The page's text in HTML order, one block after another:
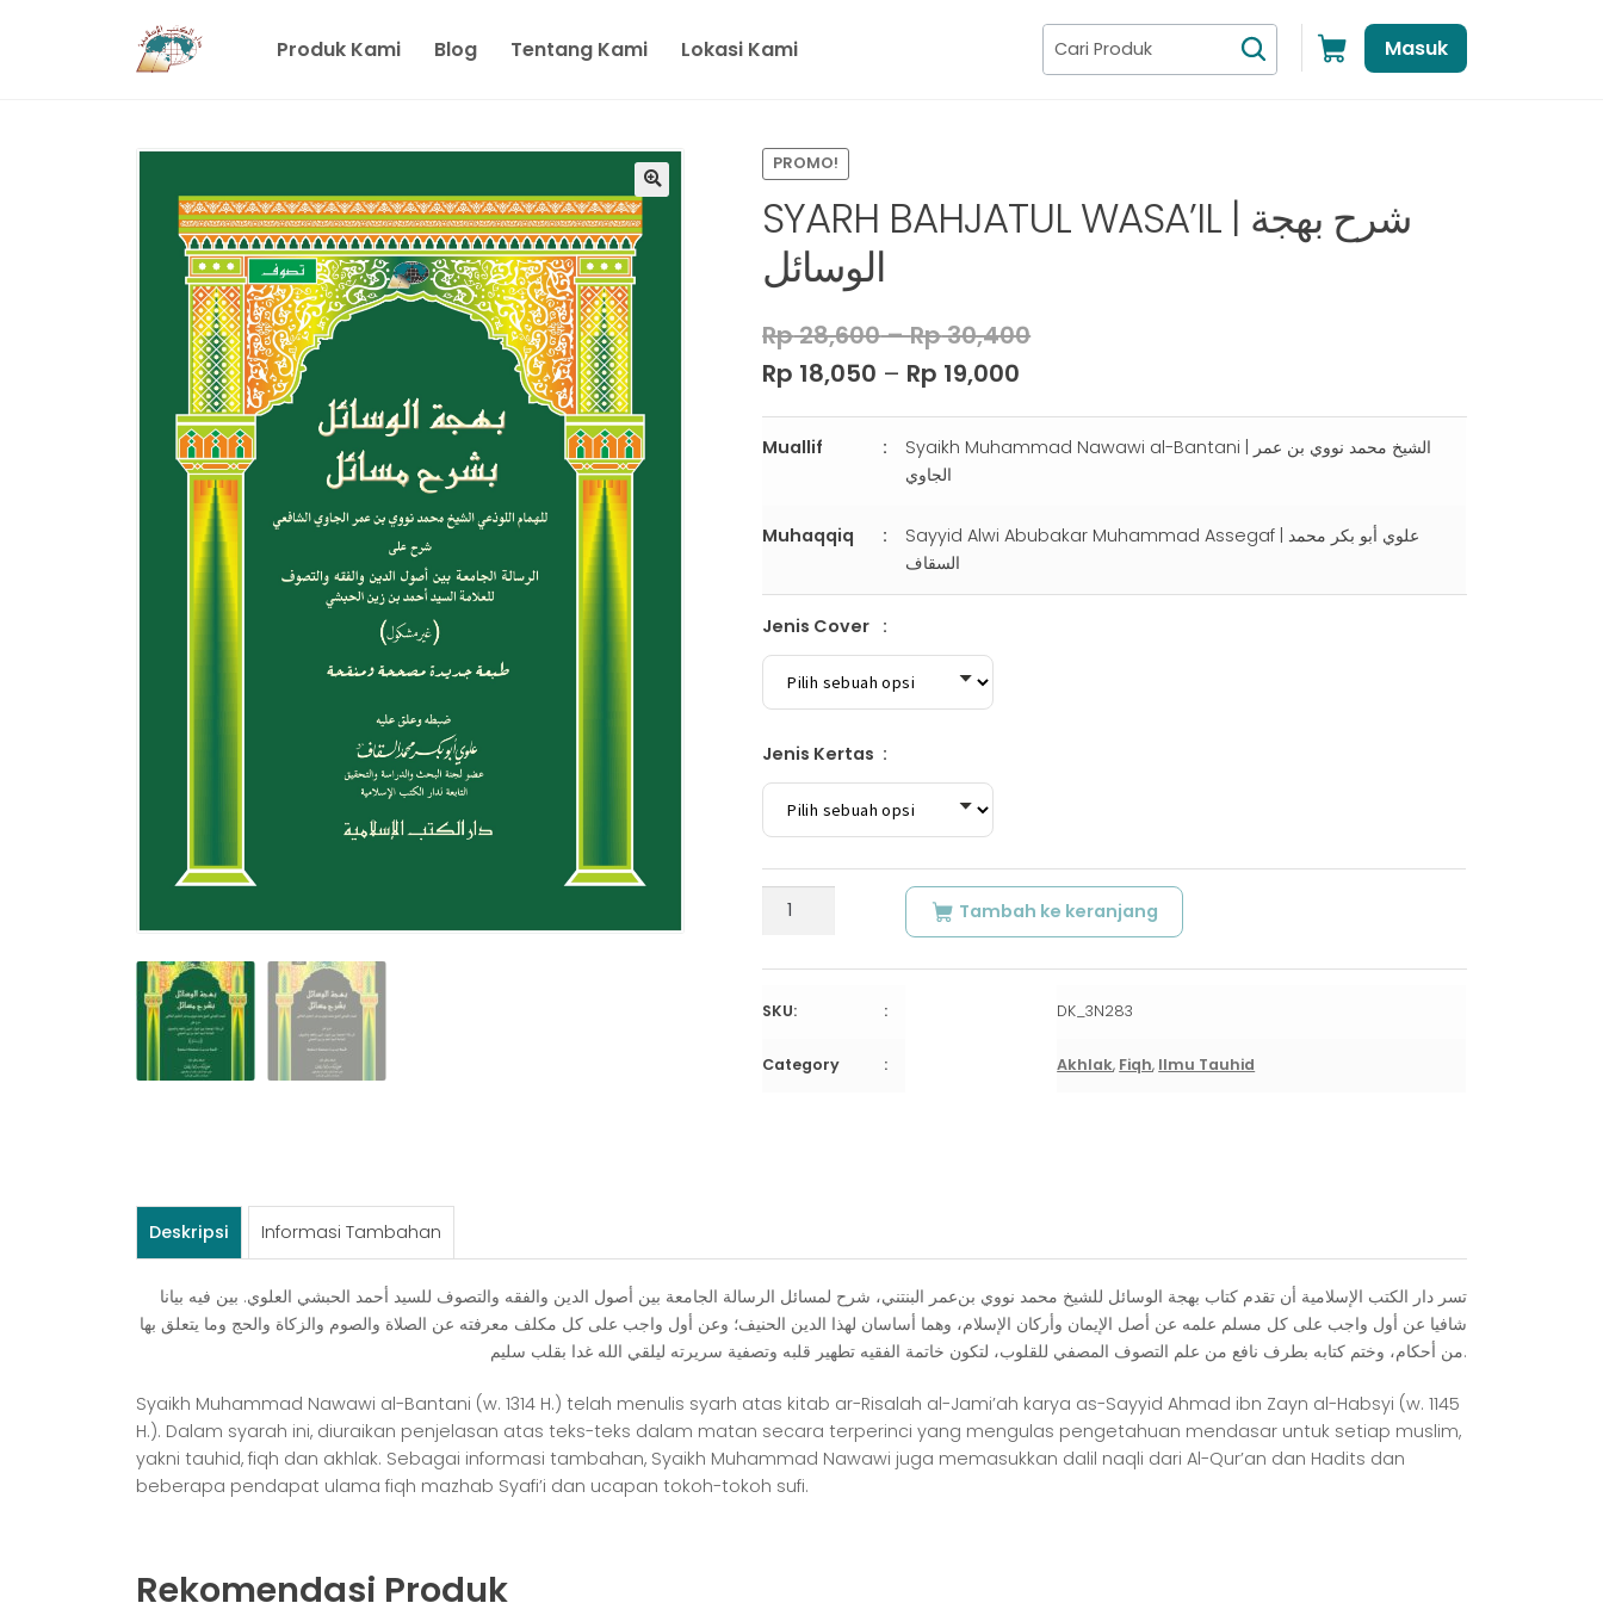
Produk Kami Blog Tentang Kami Lokasi Kami Masuk
PROMO!
SYARH BAHJATUL WASA’IL | شرح ﺑﻬﺠﺔ
ﺍﻟﻮﺳﺎﺋﻞ
Rp28,600–Rp30,400
Rp 18,050 – Rp 19,000
Muallif
Syaikh Muhammad Nawawi al-Bantani | الشيخ محمد نووي بن عمر
الجاوي
Muhaqqiq
Sayyid Alwi Abubakar Muhammad Assegaf | علوي أبو بكر محمد
السقاف
Jenis Cover
Jenis Kertas
Kuantitas
|
ﺑﻬﺠﺔ
Tambah ke keranjang
SKU: DK_3N283
Category Akhlak, Fiqh, Ilmu Tauhid
Deskripsi Informasi Tambahan
ﺗﺴﺮ ﺩﺍﺭ ﺍﻟﻜﺘﺐ ﺍﻹﺳﻼﻣﻴﺔ ﺃﻥ ﺗﻘﺪﻡ ﻛﺘﺎﺏ ﺑﻬﺠﺔ ﺍﻟﻮﺳﺎﺋﻞ ﻟﻠﺸﻴﺦ ﻣﺤﻤﺪ ﻧﻮﻭﻱ ﺑﻦﻋﻤﺮ ﺍﻟﺒﻨﺘﻨﻲ، ﺷﺮﺡ ﻟﻤﺴﺎﺋﻞ ﺍﻟﺮﺳﺎﻟﺔ ﺍﻟﺠﺎﻣﻌﺔ ﺑﻴﻦ ﺃﺻﻮﻝ ﺍﻟﺪﻳﻦ ﻭﺍﻟﻔﻘﻪ ﻭﺍﻟﺘﺼﻮﻑ ﻟﻠﺴﻴﺪ ﺃﺣﻤﺪ ﺍﻟﺤﺒﺸﻲ ﺍﻟﻌﻠﻮﻱ. ﺑﻴﻦ ﻓﻴﻪ ﺑﻴﺎﻧﺎ
ﺷﺎﻓﻴﺎ ﻋﻦ ﺃﻭﻝ ﻭﺍﺟﺐ ﻋﻠﻰ ﻛﻞ ﻣﺴﻠﻢ ﻋﻠﻤﻪ ﻋﻦ ﺃﺻﻞ ﺍﻹﻳﻤﺎﻥ ﻭﺃﺭﻛﺎﻥ ﺍﻹﺳﻼﻡ، ﻭﻫﻤﺎ ﺃﺳﺎﺳﺎﻥ ﻟﻬﺬﺍ ﺍﻟﺪﻳﻦ ﺍﻟﺤﻨﻴﻒ؛ ﻭﻋﻦ ﺃﻭﻝ ﻭﺍﺟﺐ ﻋﻠﻰ ﻛﻞ ﻣﻜﻠﻒ ﻣﻌﺮﻓﺘﻪ ﻋﻦ ﺍﻟﺼﻼﺓ ﻭﺍﻟﺼﻮﻡ ﻭﺍﻟﺰﻛﺎﺓ ﻭﺍﻟﺤﺞ ﻭﻣﺎ ﻳﺘﻌﻠﻖ ﺑﻬﺎ
ﻣﻦ ﺃﺣﻜﺎﻡ، ﻭﺧﺘﻢ ﻛﺘﺎﺑﻪ ﺑﻄﺮﻑ ﻧﺎﻓﻊ ﻣﻦ ﻋﻠﻢ ﺍﻟﺘﺼﻮﻑ ﺍﻟﻤﺼﻔﻲ ﻟﻠﻘﻠﻮﺏ، ﻟﺘﻜﻮﻥ ﺧﺎﺗﻤﺔ ﺍﻟﻔﻘﻴﻪ ﺗﻄﻬﻴﺮ ﻗﻠﺒﻪ ﻭﺗﺼﻔﻴﺔ ﺳﺮﻳﺮﺗﻪ ﻟﻴﻠﻘﻲ ﺍﻟﻠﻪ ﻏﺪﺍ ﺑﻘﻠﺐ ﺳﻠﻴﻢ.
Syaikh Muhammad Nawawi al-Bantani (w. 1314 H.) telah menulis syarh atas kitab ar-Risalah al-Jami’ah karya as-Sayyid Ahmad ibn Zayn al-Habsyi (w. 1145
H.). Dalam syarah ini, diuraikan penjelasan atas teks-teks dalam matan secara terperinci yang mengulas pengetahuan mendasar untuk setiap muslim,
yakni tauhid, fiqh dan akhlak. Sebagai informasi tambahan, Syaikh Muhammad Nawawi juga memasukkan dalil naqli dari Al-Qur’an dan Hadits dan
beberapa pendapat ulama fiqh mazhab Syafi’i dan ucapan tokoh-tokoh sufi.
Rekomendasi Produk